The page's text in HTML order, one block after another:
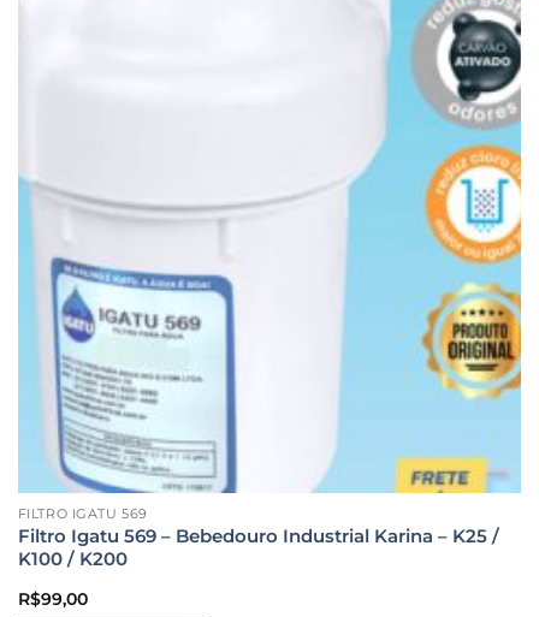
FILTRO IGATU 569
Filtro Igatu 569 – Bebedouro Industrial Karina – K25 /
K100 / K200
R$99,00